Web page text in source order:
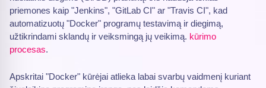
priemones kaip "Jenkins", "GitLab CI" ar "Travis CI", kad
automatizuotų "Docker" programų testavimą ir diegimą,
užtikrindami sklandų ir veiksmingą jų veikimą. kūrimo
procesas.
Apskritai "Docker" kūrėjai atlieka labai svarbų vaidmenį kuriant